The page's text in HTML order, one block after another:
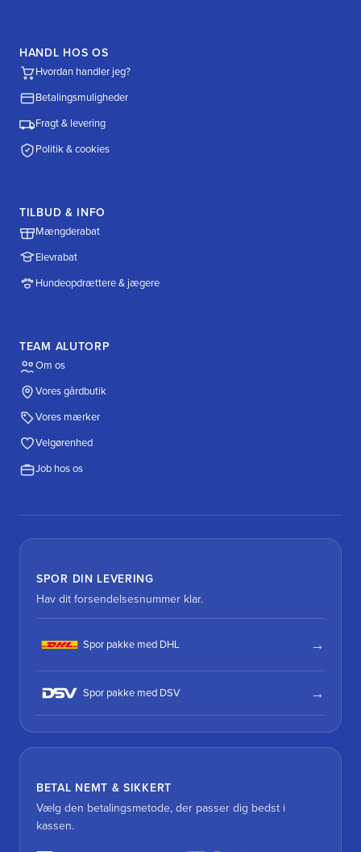
HANDL HOS OS
Hvordan handler jeg?
Betalingsmuligheder
Fragt & levering
Politik & cookies
TILBUD & INFO
Mængderabat
Elevrabat
Hundeopdrættere & jægere
TEAM ALUTORP
Om os
Vores gårdbutik
Vores mærker
Velgørenhed
Job hos os
SPOR DIN LEVERING
Hav dit forsendelsesnummer klar.
Spor pakke med DHL
Spor pakke med DSV
BETAL NEMT & SIKKERT
Vælg den betalingsmetode, der passer dig bedst i
kassen.